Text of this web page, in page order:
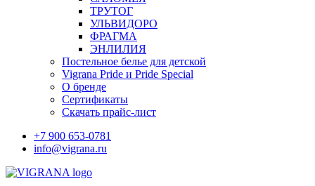
ТРУТОГ
УЛЬВИДОРО
ФРАГМА
ЭНЛИЛИЯ
Постельное белье для детской
Vigrana Pride и Pride Special
О бренде
Сертификаты
Скачать прайс-лист
+7 900 653-0781
info@vigrana.ru